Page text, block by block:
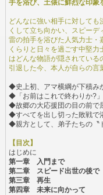
手を浴び、土俵に鮮烈な印象
どんなに強い相手に対して
くして立ち向かい、スピー
雷の拍手を浴びた人気力士・
くらりと日々を過ごす中堅
はどんな物語が隠されている
引退した今、本人が自らの言
◆史上初、アマ横綱が下積み
◆「お前はこれで終わりか?
◆故郷の大応援団の目の前で
◆すべてを出し切った敗戦で
◆親方として、弟子たちの〝
【目次】
はじめに
第一章 入門まで
第二章 スピード出世の後で
第三章 再生
第四章 未来に向かって